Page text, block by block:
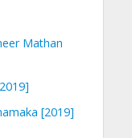
Mathan
[2019]